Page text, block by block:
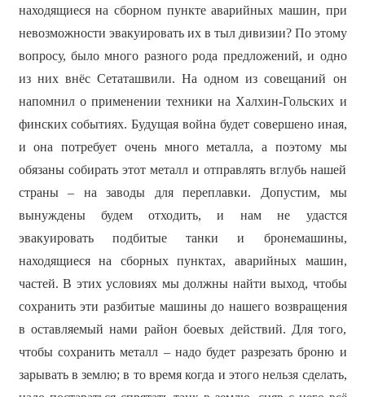
находящиеся на сборном пункте аварийных машин, при
невозможности эвакуировать их в тыл дивизии? По этому
вопросу, было много разного рода предложений, и одно
из них внёс Сетаташвили. На одном из совещаний он
напомнил о применении техники на Халхин-Гольских и
финских событиях. Будущая война будет совершено иная,
и она потребует очень много металла, а поэтому мы
обязаны собирать этот металл и отправлять вглубь нашей
страны – на заводы для переплавки. Допустим, мы
вынуждены будем отходить, и нам не удастся
эвакуировать подбитые танки и бронемашины,
находящиеся на сборных пунктах, аварийных машин,
частей. В этих условиях мы должны найти выход, чтобы
сохранить эти разбитые машины до нашего возвращения
в оставляемый нами район боевых действий. Для того,
чтобы сохранить металл – надо будет разрезать броню и
зарывать в землю; в то время когда и этого нельзя сделать,